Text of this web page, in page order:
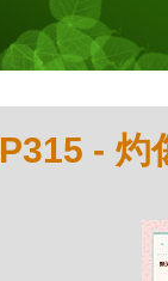
-